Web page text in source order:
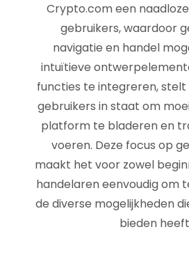
Crypto.com een
gebruikers, waardoor
navigatie en handel
intuïtieve
functies te integreren,
gebruikers in staat om
platform te bladeren en
voeren. Deze focus op
maakt het voor zowel
handelaren eenvoudig om
de diverse mogelijkheden
bieden